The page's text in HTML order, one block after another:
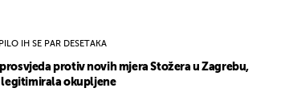
IH SE PAR DESETAKA
protiv novih mjera Stožera u Zagrebu,
okupljene